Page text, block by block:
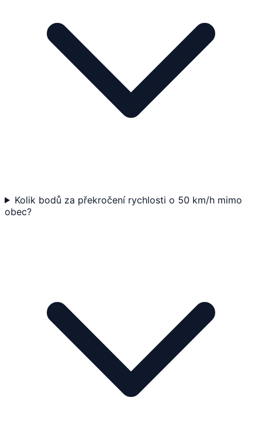
Kolik bodů za překročení rychlosti o 50 km/h mimo
obec?